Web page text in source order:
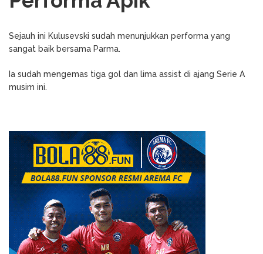
Sejauh ini Kulusevski sudah menunjukkan performa yang
sangat baik bersama Parma.
Ia sudah mengemas tiga gol dan lima assist di ajang Serie A
musim ini.